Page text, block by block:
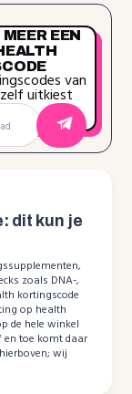
EEN
van
uitkiest
dit kun je
zoals DNA-,
kortingscode
op health
de hele winkel
en toe komt daar
wij